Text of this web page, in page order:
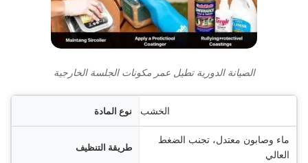
الصيانة الدورية تطيل عمر مكونات الجلسة الخارجية
الخشب
ماء وصابون معتدل، تجنب الضغط
العالي